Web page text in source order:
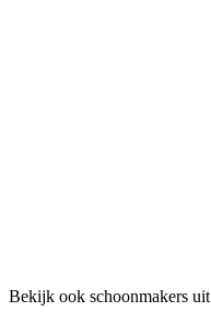
Bekijk ook schoonmakers uit